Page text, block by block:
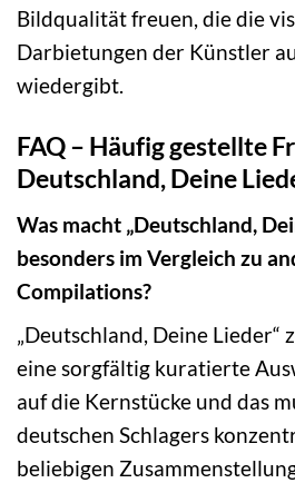
Bildqualität freuen, die die
Darbietungen der Künstler
wiedergibt.
FAQ – Häufig gestellte
Deutschland, Deine
Was macht „Deutschland,
besonders im Vergleich zu
Compilations?
„Deutschland, Deine Lieder“
eine sorgfältig kuratierte
auf die Kernstücke und das
deutschen Schlagers
beliebigen